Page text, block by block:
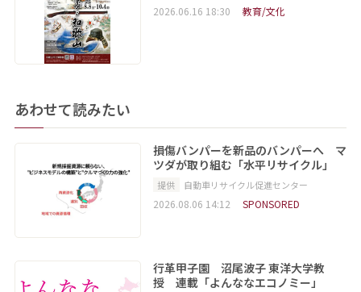
2026.06.16 18:30 教育/文化
あわせて読みたい
損傷バンパーを新品のバンパーへ マ
ツダが取り組む「水平リサイクル」
提供 自動車リサイクル促進センター
2026.08.06 14:12 SPONSORED
行革甲子園 沼尾波子 東洋大学教
授 連載「よんななエコノミー」